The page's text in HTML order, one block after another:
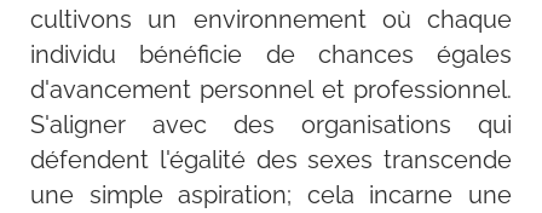
cultivons un environnement où chaque
individu bénéficie de chances égales
d'avancement personnel et professionnel.
S'aligner avec des organisations qui
défendent l'égalité des sexes transcende
une simple aspiration; cela incarne une